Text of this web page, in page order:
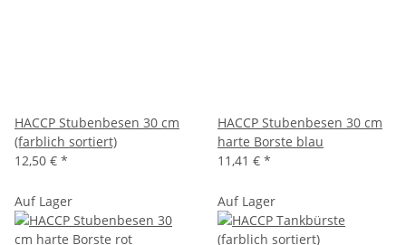
HACCP Stubenbesen 30 cm
(farblich sortiert)
12,50 € *
HACCP Stubenbesen 30 cm
harte Borste blau
11,41 € *
Auf Lager Auf Lager